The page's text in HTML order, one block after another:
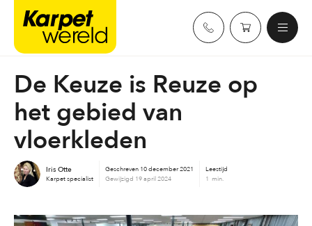
Karpetwereld
De Keuze is Reuze op
het gebied van
vloerkleden
Iris Otte
Karpet specialist
Geschreven 10 december 2021
Gewijzigd 19 april 2024
Leestijd
1 min.